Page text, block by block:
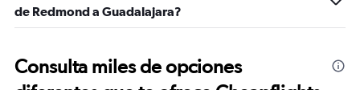
de Redmond a Guadalajara?
Consulta miles de opciones